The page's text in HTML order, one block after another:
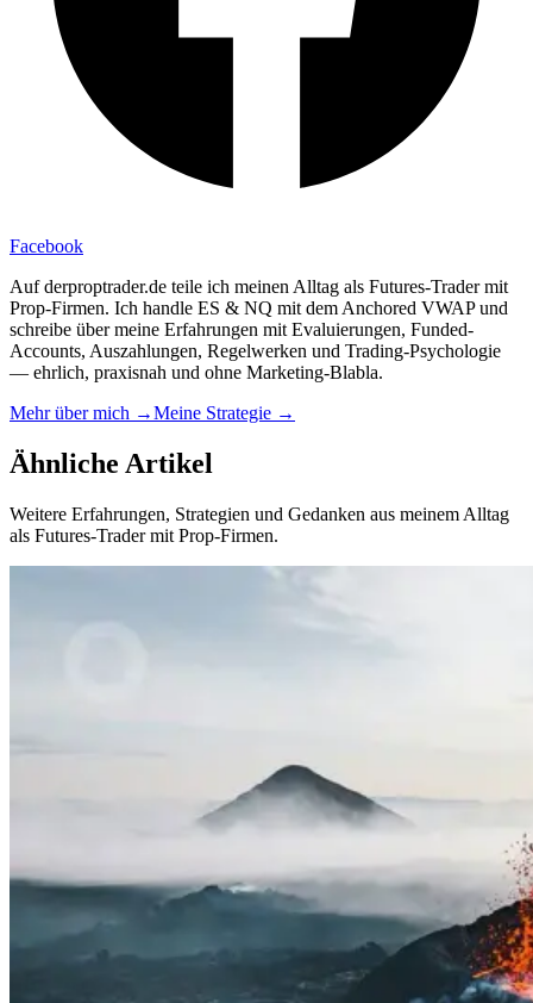
Facebook
Auf derproptrader.de teile ich meinen Alltag als Futures-Trader mit
Prop-Firmen. Ich handle ES & NQ mit dem Anchored VWAP und
schreibe über meine Erfahrungen mit Evaluierungen, Funded-
Accounts, Auszahlungen, Regelwerken und Trading-Psychologie
— ehrlich, praxisnah und ohne Marketing-Blabla.
Mehr über mich →Meine Strategie →
Ähnliche Artikel
Weitere Erfahrungen, Strategien und Gedanken aus meinem Alltag
als Futures-Trader mit Prop-Firmen.